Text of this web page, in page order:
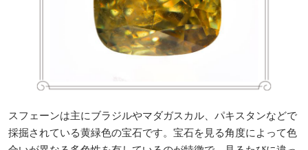
スフェーンは主にブラジルやマダガスカル、パキスタンなどで
採掘されている黄緑色の宝石です。宝石を見る角度によって色